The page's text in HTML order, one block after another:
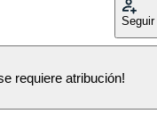
Seguir
requiere atribución!